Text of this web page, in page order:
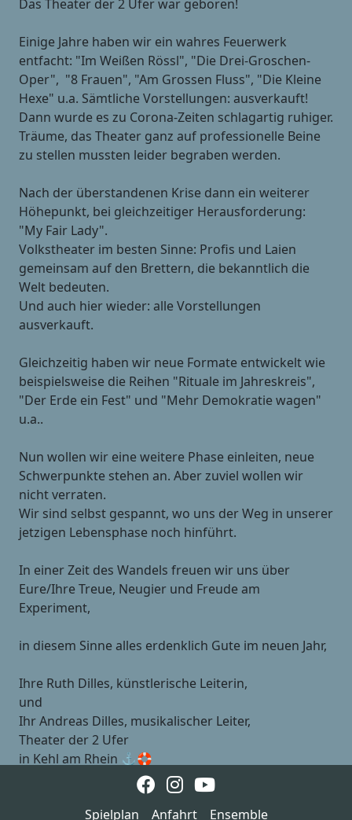
Das Theater der 2 Ufer war geboren!
Einige Jahre haben wir ein wahres Feuerwerk
entfacht: "Im Weißen Rössl", "Die Drei-Groschen-
Oper", "8 Frauen", "Am Grossen Fluss", "Die Kleine
Hexe" u.a. Sämtliche Vorstellungen: ausverkauft!
Dann wurde es zu Corona-Zeiten schlagartig ruhiger.
Träume, das Theater ganz auf professionelle Beine
zu stellen mussten leider begraben werden.
Nach der überstandenen Krise dann ein weiterer
Höhepunkt, bei gleichzeitiger Herausforderung:
"My Fair Lady".
Volkstheater im besten Sinne: Profis und Laien
gemeinsam auf den Brettern, die bekanntlich die
Welt bedeuten.
Und auch hier wieder: alle Vorstellungen
ausverkauft.
Gleichzeitig haben wir neue Formate entwickelt wie
beispielsweise die Reihen "Rituale im Jahreskreis",
"Der Erde ein Fest" und "Mehr Demokratie wagen"
u.a..
Nun wollen wir eine weitere Phase einleiten, neue
Schwerpunkte stehen an. Aber zuviel wollen wir
nicht verraten.
Wir sind selbst gespannt, wo uns der Weg in unserer
jetzigen Lebensphase noch hinführt.
In einer Zeit des Wandels freuen wir uns über
Eure/Ihre Treue, Neugier und Freude am
Experiment,
in diesem Sinne alles erdenklich Gute im neuen Jahr,
Ihre Ruth Dilles, künstlerische Leiterin,
und
Ihr Andreas Dilles, musikalischer Leiter,
Theater der 2 Ufer
in Kehl am Rhein ⚓️🛟
Spielplan Anfahrt Ensemble